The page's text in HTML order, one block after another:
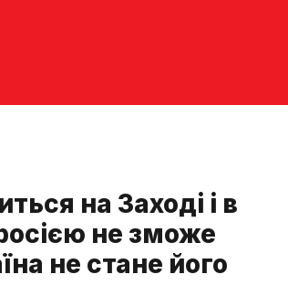
на Заході і в
не зможе
не стане його